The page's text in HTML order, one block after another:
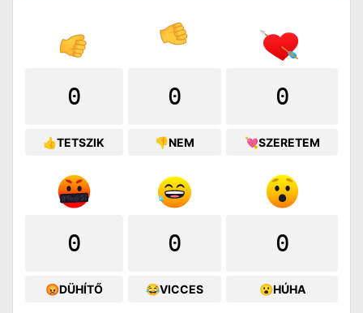
0
👍TETSZIK
0
👎NEM
0
💘SZERETEM
0
😡DÜHÍTŐ
0
😂VICCES
0
😮HÚHA